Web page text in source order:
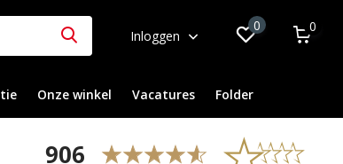
Inloggen
0 0
Onze winkel Vacatures Folder